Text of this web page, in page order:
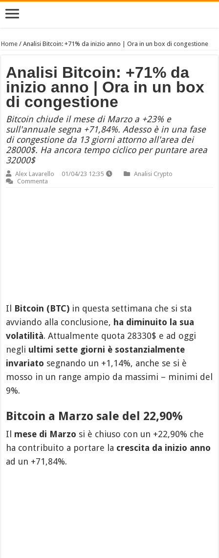
Home /Analisi Bitcoin: +71% da inizio anno | Ora in un box di congestione
Analisi Bitcoin: +71% da
inizio anno | Ora in un box
di congestione
Bitcoin chiude il mese di Marzo a +23% e
sull'annuale segna +71,84%. Adesso è in una fase
di congestione da 13 giorni attorno all'area dei
28000$. Ha ancora tempo ciclico per puntare area
32000$
Alex Lavarello 01/04/23 12:35
Analisi Crypto
Commenta
Il Bitcoin (BTC) in questa settimana che si sta
avviando alla conclusione, ha diminuito la sua
volatilità. Attualmente quota 28330$ e ad oggi
negli ultimi sette giorni è sostanzialmente
invariato segnando un +1,14%, anche se si è
mosso in un range ampio da massimi – minimi del
9%.
Bitcoin a Marzo sale del 22,90%
Il mese di Marzo si è chiuso con un +22,90% che
ha contribuito a portare la crescita da inizio anno
ad un +71,84%.